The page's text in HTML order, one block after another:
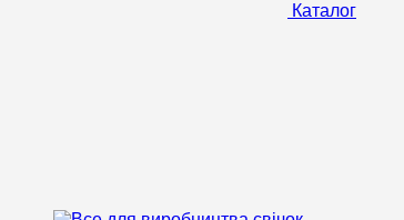
Каталог